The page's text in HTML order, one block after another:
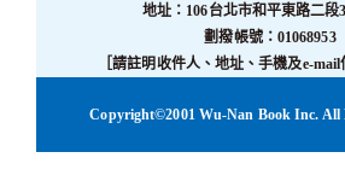
地址：106台北市和平東路二段
劃撥帳號：01068953
［請註明收件人、地址、手機及e-mail
Copyright©2001 Wu-Nan Book Inc. All